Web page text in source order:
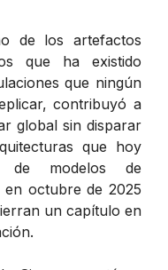
de los artefactos
que ha existido
que ningún
contribuyó a
global sin disparar
que hoy
de modelos de
octubre de 2025
un capítulo en